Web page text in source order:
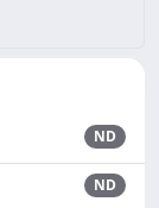
ND
ND